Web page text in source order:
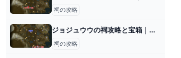
祠の攻略
ジョジュウウの祠攻略と宝箱｜つなぐ架け橋
祠の攻略